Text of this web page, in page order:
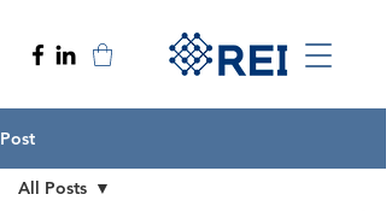
Post
All Posts